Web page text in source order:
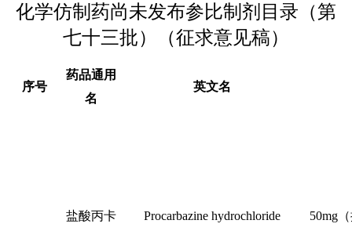
化学仿制药尚未发布参比制剂目录（第
七十三批）（征求意见稿）
序号
药品通用
名
英文名
盐酸丙卡
Procarbazine hydrochloride
50mg